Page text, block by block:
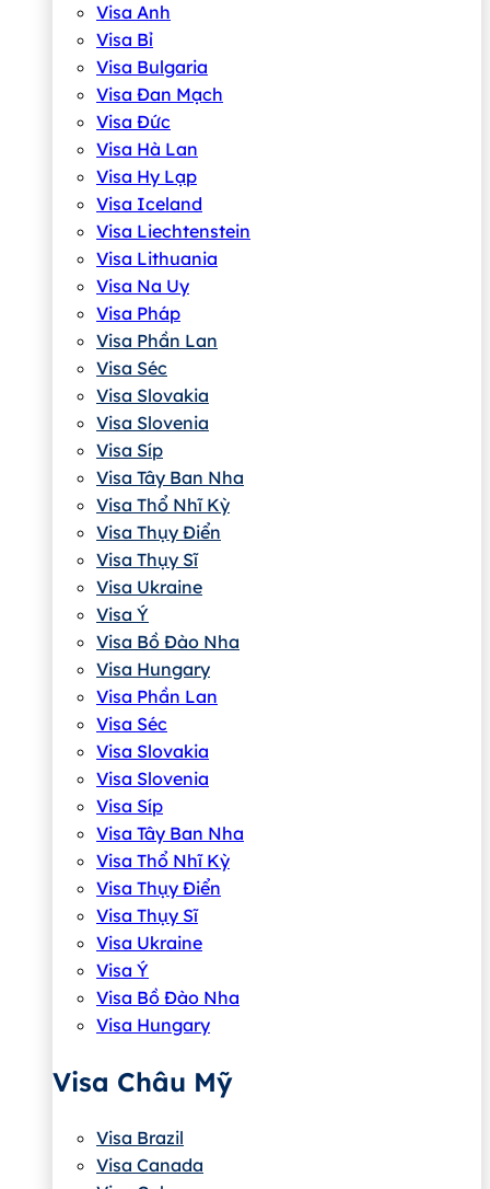
Visa Anh
Visa Bỉ
Visa Bulgaria
Visa Đan Mạch
Visa Đức
Visa Hà Lan
Visa Hy Lạp
Visa Iceland
Visa Liechtenstein
Visa Lithuania
Visa Na Uy
Visa Pháp
Visa Phần Lan
Visa Séc
Visa Slovakia
Visa Slovenia
Visa Síp
Visa Tây Ban Nha
Visa Thổ Nhĩ Kỳ
Visa Thụy Điển
Visa Thụy Sĩ
Visa Ukraine
Visa Ý
Visa Bồ Đào Nha
Visa Hungary
Visa Phần Lan
Visa Séc
Visa Slovakia
Visa Slovenia
Visa Síp
Visa Tây Ban Nha
Visa Thổ Nhĩ Kỳ
Visa Thụy Điển
Visa Thụy Sĩ
Visa Ukraine
Visa Ý
Visa Bồ Đào Nha
Visa Hungary
Visa Châu Mỹ
Visa Brazil
Visa Canada